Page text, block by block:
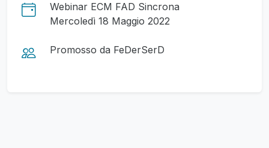
Webinar ECM FAD Sincrona
Mercoledì 18 Maggio 2022
Promosso da FeDerSerD